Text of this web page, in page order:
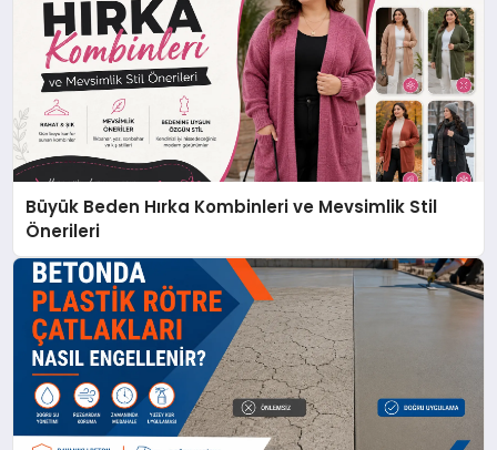
Büyük Beden Hırka Kombinleri ve Mevsimlik Stil
Önerileri